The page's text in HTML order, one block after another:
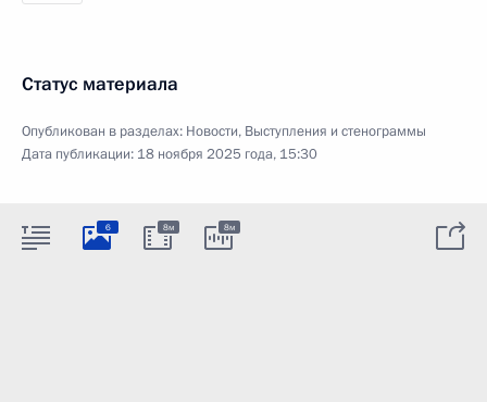
Статус материала
Опубликован в разделах: Новости, Выступления и стенограммы
Дата публикации: 18 ноября 2025 года, 15:30
6 8м 8м